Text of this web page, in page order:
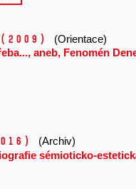
(2009)
(Orientace)
aneb, Fenomén
(Archiv)
sémioticko-